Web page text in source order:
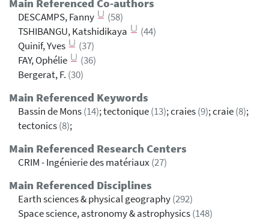
Main Referenced Co-authors
DESCAMPS, Fanny
(58)
TSHIBANGU, Katshidikaya
(44)
Quinif, Yves
(37)
FAY, Ophélie
(36)
Bergerat, F. (30)
Main Referenced Keywords
Bassin de Mons(14); tectonique(13); craies(9); craie(8);
tectonics(8);
Main Referenced Research Centers
CRIM - Ingénierie des matériaux (27)
Main Referenced Disciplines
Earth sciences & physical geography(292)
Space science, astronomy & astrophysics(148)